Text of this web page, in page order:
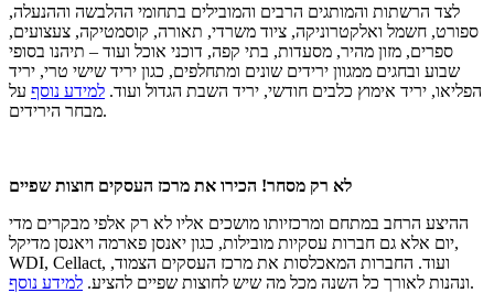
לצד הרשתות והמותגים הרבים והמובילים בתחומי ההלבשה וההנעלה,
ספורט, חשמל ואלקטרוניקה, ציוד משרדי, תאורה, קוסמטיקה, צעצועים,
ספרים, מזון מהיר, מסעדות, בתי קפה, דוכני אוכל ועוד – תיהנו בסופי
שבוע ובחגים ממגוון ירידים שונים ומתחלפים, כגון יריד שישי טרי, יריד
הפליאו, יריד אימוץ כלבים חודשי, יריד השבת הגדול ועוד. למידע נוסף על
מבחר הירידים.
לא רק מסחר! הכירו את מרכז העסקים חוצות שפיים
ההיצע הרחב במתחם ומרכזיותו מושכים אליו לא רק אלפי מבקרים מדי
יום אלא גם חברות עסקיות מובילות, כגון יאנסן פארמה ויאנסן מדיקל,
WDI, Cellact, ועוד. החברות המאכלסות את מרכז העסקים הצמוד,
ונהנות לאורך כל השנה מכל מה שיש לחוצות שפיים להציע. למידע נוסף .